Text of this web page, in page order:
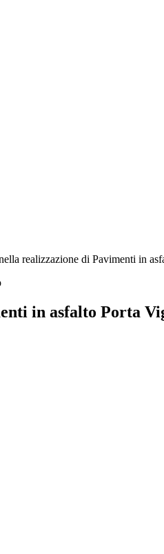
realizzazione di Pavimenti in
in asfalto Porta